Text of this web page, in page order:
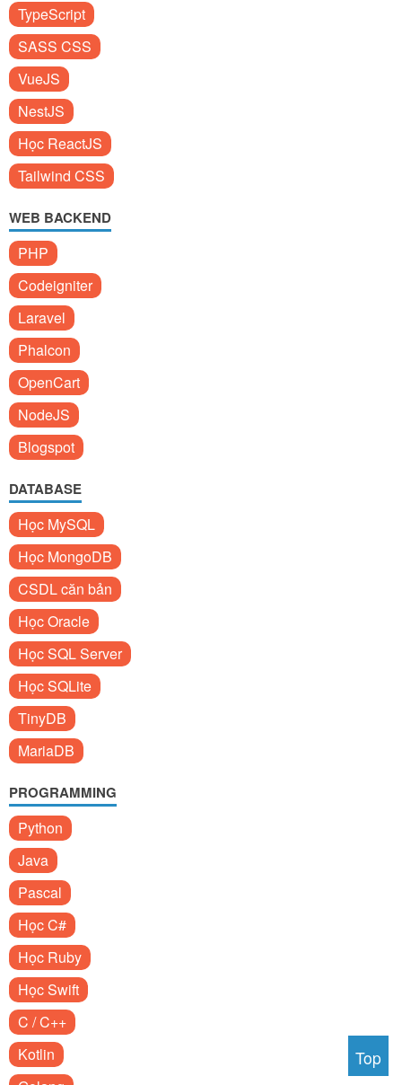
TypeScript
SASS CSS
VueJS
NestJS
Học ReactJS
Tailwind CSS
WEB BACKEND
PHP
Codeigniter
Laravel
Phalcon
OpenCart
NodeJS
Blogspot
DATABASE
Học MySQL
Học MongoDB
CSDL căn bản
Học Oracle
Học SQL Server
Học SQLite
TinyDB
MariaDB
PROGRAMMING
Python
Java
Pascal
Học C#
Học Ruby
Học Swift
C / C++
Kotlin
Top